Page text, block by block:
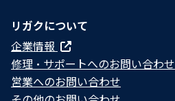
リガクについて
企業情報
修理・サポートへのお問い合わせ
営業へのお問い合わせ